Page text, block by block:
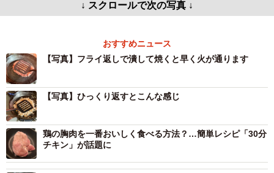
↓ スクロールで次の写真 ↓
おすすめニュース
【写真】フライ返しで潰して焼くと早く火が通ります
【写真】ひっくり返すとこんな感じ
鶏の胸肉を一番おいしく食べる方法？…簡単レシピ「30分
チキン」が話題に